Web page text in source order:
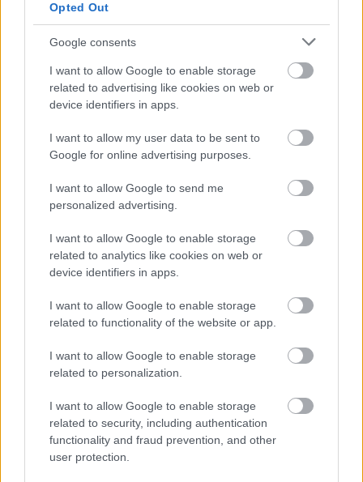
Opted Out
Google consents
I want to allow Google to enable storage
related to advertising like cookies on web or
device identifiers in apps.
I want to allow my user data to be sent to
Google for online advertising purposes.
I want to allow Google to send me
personalized advertising.
I want to allow Google to enable storage
related to analytics like cookies on web or
device identifiers in apps.
I want to allow Google to enable storage
related to functionality of the website or app.
I want to allow Google to enable storage
related to personalization.
I want to allow Google to enable storage
related to security, including authentication
functionality and fraud prevention, and other
user protection.
Kövess minket a Facebookon
Parc Fermé
1 órája
tavalyi év után” – Stella